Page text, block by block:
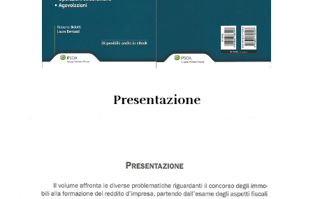
Pubblicazioni
Fiscalità internazionale
Corriere tributario
Editore Euroconference
Presentazione